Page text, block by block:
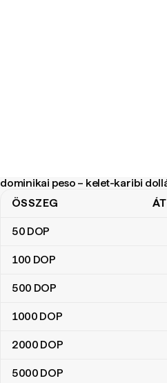
dominikai peso – kelet-karibi
dominikai peso – kelet-karibi dollár
ÖSSZEG
50 DOP
100 DOP
500 DOP
1000 DOP
2000 DOP
5000 DOP